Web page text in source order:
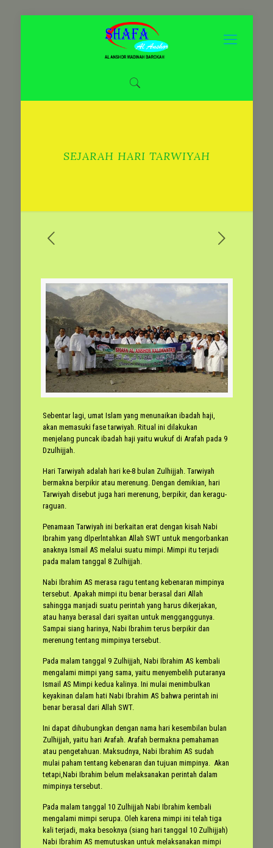
SEJARAH HARI TARWIYAH
Sebentar lagi, umat Islam yang menunaikan ibadah haji,
akan memasuki fase tarwiyah. Ritual ini dilakukan
menjelang puncak ibadah haji yaitu wukuf di Arafah pada 9
Dzulhijjah.
Hari Tarwiyah adalah hari ke-8 bulan Zulhijjah. Tarwiyah
bermakna berpikir atau merenung. Dengan demikian, hari
Tarwiyah disebut juga hari merenung, berpikir, dan keragu-
raguan.
Penamaan Tarwiyah ini berkaitan erat dengan kisah Nabi
Ibrahim yang dlperlntahkan Allah SWT untuk mengorbankan
anaknya Ismail AS melalui suatu mimpi. Mimpi itu terjadi
pada malam tanggal 8 Zulhijjah.
Nabi Ibrahim AS merasa ragu tentang kebenaran mimpinya
tersebut. Apakah mimpi itu benar berasal dari Allah
sahingga manjadi suatu perintah yang harus dikerjakan,
atau hanya berasal dari syaitan untuk mengganggunya.
Sampai siang harinya, Nabi Ibrahim terus berpikir dan
merenung tentang mimpinya tersebut.
Pada malam tanggal 9 Zulhijjah, Nabi Ibrahim AS kembali
mengalami mimpi yang sama, yaitu menyembelih putaranya
Ismail AS Mimpi kedua kalinya. Ini mulai menimbulkan
keyakinan dalam hati Nabi Ibrahim AS bahwa perintah ini
benar berasal dari Allah SWT.
Ini dapat dihubungkan dengan nama hari kesembilan bulan
Zulhijjah, yaitu hari Arafah. Arafah bermakna pemahaman
atau pengetahuan. Maksudnya, Nabi Ibrahim AS sudah
mulai paham tentang kebenaran dan tujuan mimpinya. Akan
tetapi,Nabi Ibrahim belum melaksanakan perintah dalam
mimpinya tersebut.
Pada malam tanggal 10 Zulhijjah Nabi Ibrahim kembali
mengalami mimpi serupa. Oleh karena mimpi ini telah tiga
kali terjadi, maka besoknya (siang hari tanggal 10 Zulhijjah)
Nabi Ibrahim AS memutuskan untuk melaksanakan mimpi